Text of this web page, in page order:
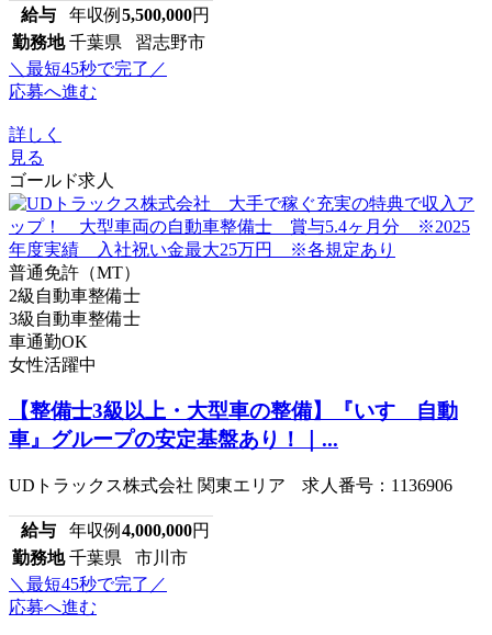
給与 年収例 5,500,000円
勤務地 千葉県 習志野市
＼最短45秒で完了／
応募へ進む
詳しく
見る
ゴールド求人
普通免許（MT）
2級自動車整備士
3級自動車整備士
車通勤OK
女性活躍中
【整備士3級以上・大型車の整備】『いすゞ自動
車』グループの安定基盤あり！｜...
UDトラックス株式会社 関東エリア 求人番号：1136906
給与 年収例 4,000,000円
勤務地 千葉県 市川市
＼最短45秒で完了／
応募へ進む